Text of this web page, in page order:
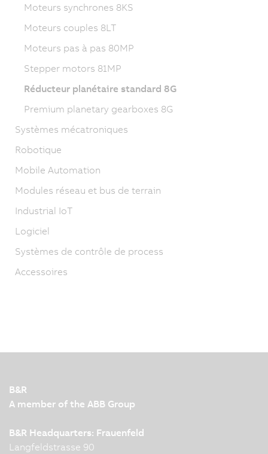
Moteurs synchrones 8KS
Moteurs couples 8LT
Moteurs pas à pas 80MP
Stepper motors 81MP
Réducteur planétaire standard 8G
Premium planetary gearboxes 8G
Systèmes mécatroniques
Robotique
Mobile Automation
Modules réseau et bus de terrain
Industrial IoT
Logiciel
Systèmes de contrôle de process
Accessoires
B&R
A member of the ABB Group
B&R Headquarters: Frauenfeld
Langfeldstrasse 90